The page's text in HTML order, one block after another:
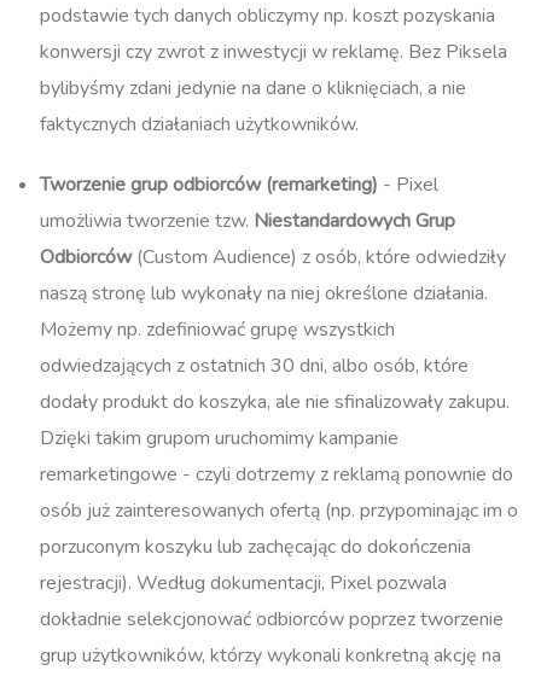
podstawie tych danych obliczymy np. koszt pozyskania
konwersji czy zwrot z inwestycji w reklamę. Bez Piksela
bylibyśmy zdani jedynie na dane o kliknięciach, a nie
faktycznych działaniach użytkowników.
Tworzenie grup odbiorców (remarketing) - Pixel
umożliwia tworzenie tzw. Niestandardowych Grup
Odbiorców(Custom Audience) z osób, które odwiedziły
naszą stronę lub wykonały na niej określone działania.
Możemy np. zdefiniować grupę wszystkich
odwiedzających z ostatnich 30 dni, albo osób, które
dodały produkt do koszyka, ale nie sfinalizowały zakupu.
Dzięki takim grupom uruchomimy kampanie
remarketingowe - czyli dotrzemy z reklamą ponownie do
osób już zainteresowanych ofertą (np. przypominając im o
porzuconym koszyku lub zachęcając do dokończenia
rejestracji). Według dokumentacji, Pixel pozwala
dokładnie selekcjonować odbiorców poprzez tworzenie
grup użytkowników, którzy wykonali konkretną akcję na